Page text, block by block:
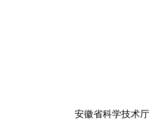
安徽省科学技术厅